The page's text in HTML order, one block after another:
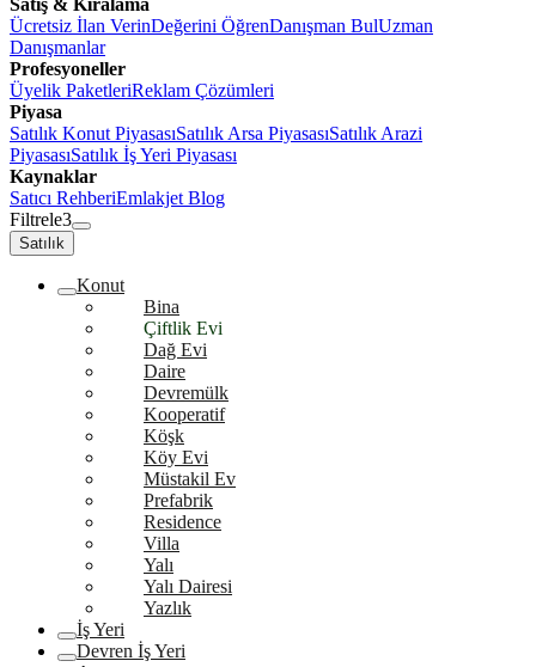
Satış & Kiralama
Ücretsiz İlan VerinDeğerini ÖğrenDanışman BulUzman
Danışmanlar
Profesyoneller
Üyelik PaketleriReklam Çözümleri
Piyasa
Satılık Konut PiyasasıSatılık Arsa PiyasasıSatılık Arazi
PiyasasıSatılık İş Yeri Piyasası
Kaynaklar
Satıcı RehberiEmlakjet Blog
Filtrele3
Satılık
Konut
Bina
Çiftlik Evi
Dağ Evi
Daire
Devremülk
Kooperatif
Köşk
Köy Evi
Müstakil Ev
Prefabrik
Residence
Villa
Yalı
Yalı Dairesi
Yazlık
İş Yeri
Devren İş Yeri